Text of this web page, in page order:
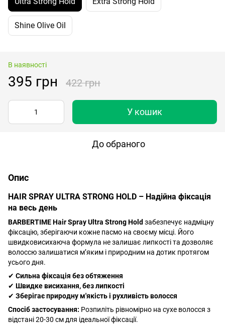
Shine Olive Oil
В наявності
395 грн 422 грн
У кошик
До обраного
Опис
HAIR SPRAY ULTRA STRONG HOLD – Надійна фіксація
на весь день
BARBERTIME Hair Spray Ultra Strong Holdзабезпечує надміцну
фіксацію, зберігаючи кожне пасмо на своєму місці. Його
швидковисихаюча формула не залишає липкості та дозволяє
волоссю залишатися м’яким і природним на дотик протягом
усього дня.
✔ Сильна фіксація без обтяження
✔ Швидке висихання, без липкості
✔ Зберігає природну м'якість і рухливість волосся
Спосіб застосування: Розпиліть рівномірно на сухе волосся з
відстані 20-30 см для ідеальної фіксації.